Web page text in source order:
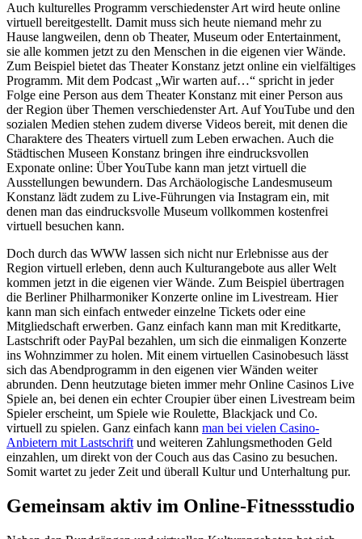
Auch kulturelles Programm verschiedenster Art wird heute online
virtuell bereitgestellt. Damit muss sich heute niemand mehr zu
Hause langweilen, denn ob Theater, Museum oder Entertainment,
sie alle kommen jetzt zu den Menschen in die eigenen vier Wände.
Zum Beispiel bietet das Theater Konstanz jetzt online ein vielfältiges
Programm. Mit dem Podcast „Wir warten auf…“ spricht in jeder
Folge eine Person aus dem Theater Konstanz mit einer Person aus
der Region über Themen verschiedenster Art. Auf YouTube und den
sozialen Medien stehen zudem diverse Videos bereit, mit denen die
Charaktere des Theaters virtuell zum Leben erwachen. Auch die
Städtischen Museen Konstanz bringen ihre eindrucksvollen
Exponate online: Über YouTube kann man jetzt virtuell die
Ausstellungen bewundern. Das Archäologische Landesmuseum
Konstanz lädt zudem zu Live-Führungen via Instagram ein, mit
denen man das eindrucksvolle Museum vollkommen kostenfrei
virtuell besuchen kann.
Doch durch das WWW lassen sich nicht nur Erlebnisse aus der
Region virtuell erleben, denn auch Kulturangebote aus aller Welt
kommen jetzt in die eigenen vier Wände. Zum Beispiel übertragen
die Berliner Philharmoniker Konzerte online im Livestream. Hier
kann man sich einfach entweder einzelne Tickets oder eine
Mitgliedschaft erwerben. Ganz einfach kann man mit Kreditkarte,
Lastschrift oder PayPal bezahlen, um sich die einmaligen Konzerte
ins Wohnzimmer zu holen. Mit einem virtuellen Casinobesuch lässt
sich das Abendprogramm in den eigenen vier Wänden weiter
abrunden. Denn heutzutage bieten immer mehr Online Casinos Live
Spiele an, bei denen ein echter Croupier über einen Livestream beim
Spieler erscheint, um Spiele wie Roulette, Blackjack und Co.
virtuell zu spielen. Ganz einfach kann man bei vielen Casino-
Anbietern mit Lastschrift und weiteren Zahlungsmethoden Geld
einzahlen, um direkt von der Couch aus das Casino zu besuchen.
Somit wartet zu jeder Zeit und überall Kultur und Unterhaltung pur.
Gemeinsam aktiv im Online-Fitnessstudio